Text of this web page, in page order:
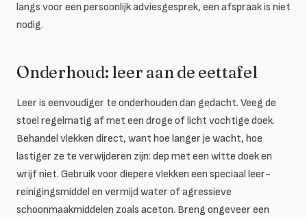
langs voor een persoonlijk adviesgesprek, een afspraak is niet
nodig.
Onderhoud: leer aan de eettafel
Leer is eenvoudiger te onderhouden dan gedacht. Veeg de
stoel regelmatig af met een droge of licht vochtige doek.
Behandel vlekken direct, want hoe langer je wacht, hoe
lastiger ze te verwijderen zijn: dep met een witte doek en
wrijf niet. Gebruik voor diepere vlekken een speciaal leer-
reinigingsmiddel en vermijd water of agressieve
schoonmaakmiddelen zoals aceton. Breng ongeveer een